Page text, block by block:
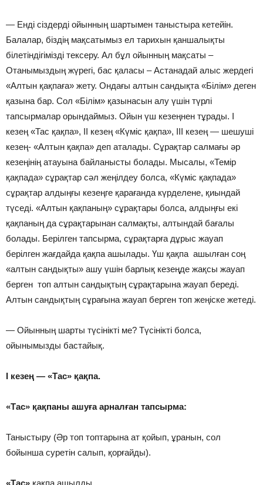
— Енді сіздерді ойынның шартымен таныстыра кетейін.
Балалар, біздің мақсатымыз ел тарихын қаншалықты
білетіндігімізді тексеру. Ал бұл ойынның мақсаты –
Отанымыздың жүрегі, бас қаласы – Астанадай алыс жердегі
«Алтын қақпаға» жету. Ондағы алтын сандықта «Білім» деген
қазына бар. Сол «Білім» қазынасын алу үшін түрлі
тапсырмалар орындаймыз. Ойын үш кезеңнен тұрады. І
кезең «Тас қақпа», ІІ кезең «Күміс қақпа», ІІІ кезең — шешуші
кезең- «Алтын қақпа» деп аталады. Сұрақтар салмағы әр
кезеңінің атауына байланысты болады. Мысалы, «Темір
қақпада» сұрақтар сәл жеңілдеу болса, «Күміс қақпада»
сұрақтар алдыңғы кезеңге қарағанда күрделене, қиындай
түседі. «Алтын қақпаның» сұрақтары болса, алдыңғы екі
қақпаның да сұрақтарынан салмақты, алтындай бағалы
болады. Берілген тапсырма, сұрақтарға дұрыс жауап
берілген жағдайда қақпа ашылады. Үш қақпа ашылған соң
«алтын сандықты» ашу үшін барлық кезеңде жақсы жауап
берген топ алтын сандықтың сұрақтарына жауап береді.
Алтын сандықтың сұрағына жауап берген топ жеңіске жетеді.
— Ойынның шарты түсінікті ме? Түсінікті болса,
ойынымызды бастайық.
І кезең — «Тас» қақпа.
«Тас» қақпаны ашуға арналған тапсырма:
Таныстыру (Әр топ топтарына ат қойып, ұранын, сол
бойынша суретін салып, қорғайды).